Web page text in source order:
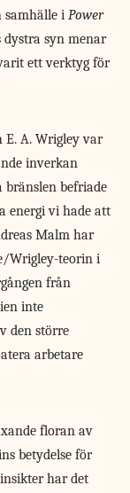
samhälle iPower
syn menar
ett verktyg för
E. A. Wrigley var
inverkan
bränslen befriade
energi vi hade att
Malm har
Wrigley-teorin i
från
inte
den större
arbetare
floran av
betydelse för
har det